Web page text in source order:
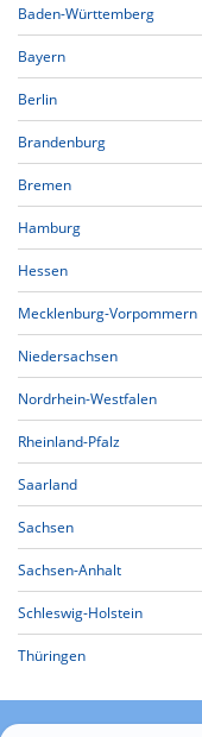
Baden-Württemberg
Bayern
Berlin
Brandenburg
Bremen
Hamburg
Hessen
Mecklenburg-Vorpommern
Niedersachsen
Nordrhein-Westfalen
Rheinland-Pfalz
Saarland
Sachsen
Sachsen-Anhalt
Schleswig-Holstein
Thüringen